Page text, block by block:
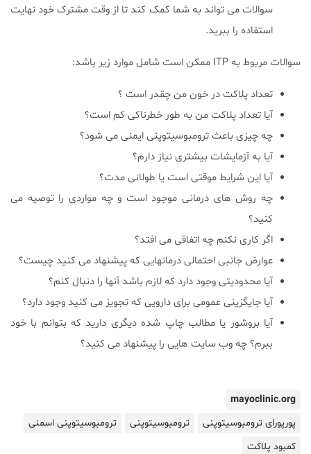
سوالات می تواند به شما کمک کند تا از وقت مشترک خود نهایت
استفاده را ببرید.
سوالات مربوط به ITP ممکن است شامل موارد زیر باشد:
تعداد پلاکت در خون من چقدر است ؟
آیا تعداد پلاکت من به طور خطرناکی کم است؟
چه چیزی باعث ترومبوسیتوپنی ایمنی می شود؟
آیا به آزمایشات بیشتری نیاز دارم؟
آیا این شرایط موقتی است یا طولانی مدت؟
چه روش های درمانی موجود است و چه مواردی را توصیه می
کنید؟
اگر کاری نکنم چه اتفاقی می افتد؟
عوارض جانبی احتمالی درمانهایی که پیشنهاد می کنید چیست؟
آیا محدودیتی وجود دارد که لازم باشد آنها را دنبال کنم؟
آیا جایگزینی عمومی برای دارویی که تجویز می کنید وجود دارد؟
آیا بروشور یا مطالب چاپ شده دیگری دارید که بتوانم با خود
ببرم؟ چه وب سایت هایی را پیشنهاد می کنید؟
mayoclinic.org
پورپورای ترومبوسیتوپنی
ترومبوسیتوپنی
ترومبوسیتوپنی اسمنی
کمبود پلاکت